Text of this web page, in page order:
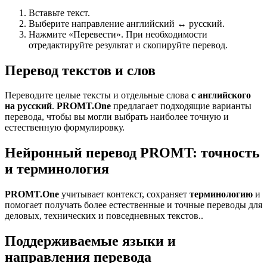
Вставьте текст.
Выберите направление английский ↔ русский.
Нажмите «Перевести». При необходимости
отредактируйте результат и скопируйте перевод.
Перевод текстов и слов
Переводите целые тексты и отдельные слова с английского
на русский. PROMT.One предлагает подходящие варианты
перевода, чтобы вы могли выбрать наиболее точную и
естественную формулировку.
Нейронный перевод PROMT: точность
и терминология
PROMT.One учитывает контекст, сохраняет терминологию и
помогает получать более естественные и точные переводы для
деловых, технических и повседневных текстов..
Поддерживаемые языки и
направления перевода